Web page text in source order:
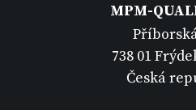
MPM-
738 01
Česká